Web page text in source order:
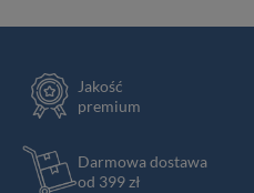
Jakość
premium
Darmowa dostawa
od 399 zł